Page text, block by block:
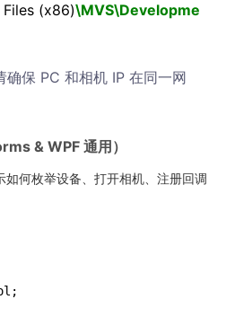
Files (x86)\MVS\Developme
确保 PC 和相机 IP 在同一网
& WPF 通用）
何枚举设备、打开相机、注册回调